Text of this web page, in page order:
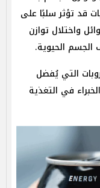
قد تؤثر سلبًا على
واختلال توازن
الجسم الحيوية.
التي يُفضل
في التغذية